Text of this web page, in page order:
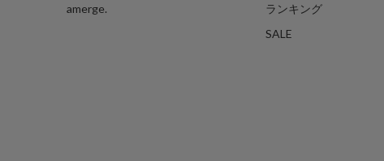
amerge.
ランキング
SALE